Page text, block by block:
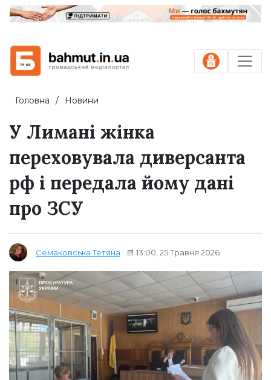
Головна Новини
У Лимані жінка
переховувала диверсанта
рф і передала йому дані
про ЗСУ
Семаковська Тетяна 13:00, 25 Травня 2026